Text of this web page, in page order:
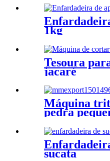
1kg
Tesoura
jacaré
Máquina
pedra
sucata